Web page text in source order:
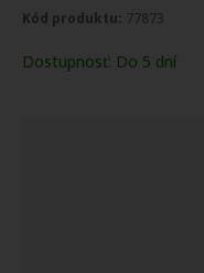
Kód produktu: 77873
Dostupnosť: Do 5 dní